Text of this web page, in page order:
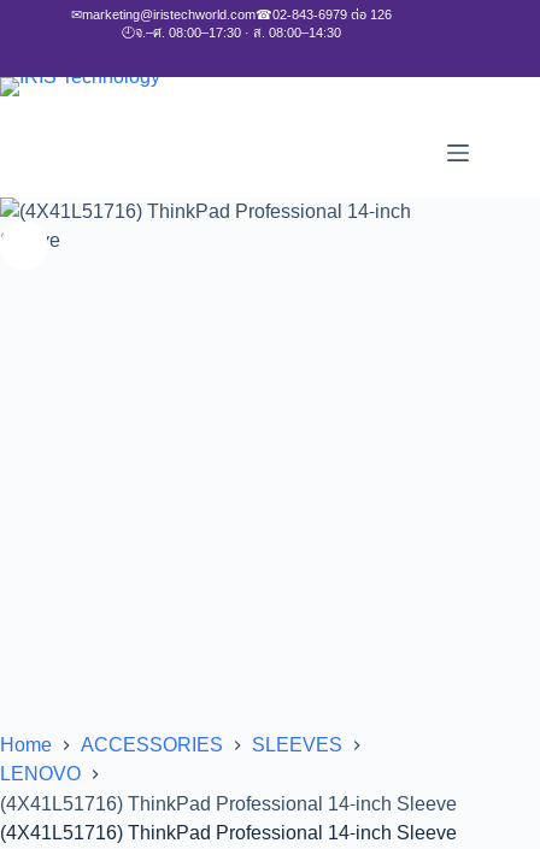
✉marketing@iristechworld.com☎02-843-6979 ต่อ 126
🕘จ.–ศ. 08:00–17:30 · ส. 08:00–14:30
Home ACCESSORIES
SLEEVES
LENOVO
(4X41L51716) ThinkPad Professional 14-inch Sleeve
(4X41L51716) ThinkPad Professional 14-inch Sleeve